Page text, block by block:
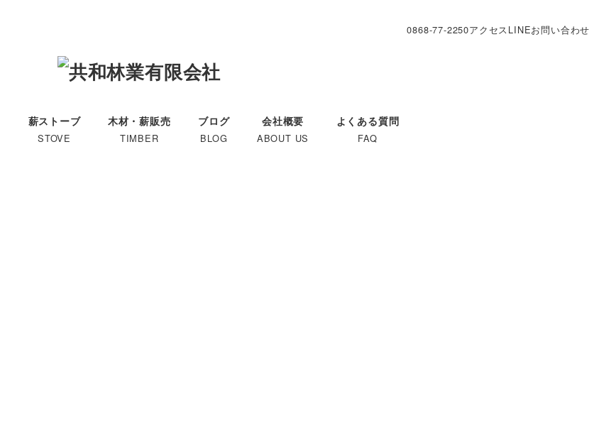
0868-77-2250アクセスLINEお問い合わせ
薪ストーブ
STOVE
木材・薪販売
TIMBER
ブログ
BLOG
会社概要
ABOUT US
よくある質問
FAQ